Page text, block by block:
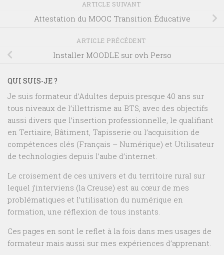
ARTICLE SUIVANT
Attestation du MOOC Transition Éducative
ARTICLE PRÉCÉDENT
Installer MOODLE sur ovh Perso
QUI SUIS-JE ?
Je suis formateur d’Adultes depuis presque 40 ans sur
tous niveaux de l’illettrisme au BTS, avec des objectifs
aussi divers que l’insertion professionnelle, le qualifiant
en Tertiaire, Bâtiment, Tapisserie ou l’acquisition de
compétences clés (Français – Numérique) et Utilisateur
de technologies depuis l’aube d’internet.
Le croisement de ces univers et du territoire rural sur
lequel j’interviens (la Creuse) est au cœur de mes
problématiques et l’utilisation du numérique en
formation, une réflexion de tous instants.
Ces pages en sont le reflet à la fois dans mes usages de
formateur mais aussi sur mes expériences d’apprenant.